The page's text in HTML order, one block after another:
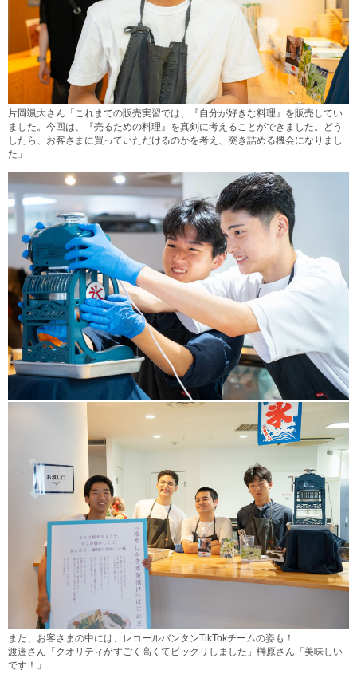
片岡颯大さん「これまでの販売実習では、『自分が好きな料理』を販売してい
ました。今回は、『売るための料理』を真剣に考えることができました。どう
したら、お客さまに買っていただけるのかを考え、突き詰める機会になりまし
た」
また、お客さまの中には、レコールバンタンTikTokチームの姿も！
渡邉さん「クオリティがすごく高くてビックリしました」榊原さん「美味しい
です！」